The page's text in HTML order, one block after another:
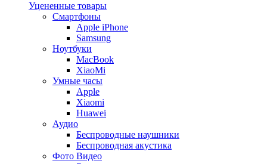
Уцененные товары
Cмартфоны
Apple iPhone
Samsung
Ноутбуки
MacBook
XiaoMi
Умные часы
Apple
Xiaomi
Huawei
Аудио
Беспроводные наушники
Беспроводная акустика
Фото Видео